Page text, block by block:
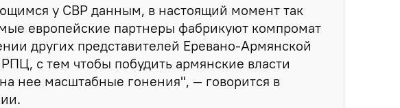
у СВР данным, в настоящий момент так
европейские партнеры фабрикуют компромат
других представителей Еревано-Армянской
с тем чтобы побудить армянские власти
нее масштабные гонения", — говорится в